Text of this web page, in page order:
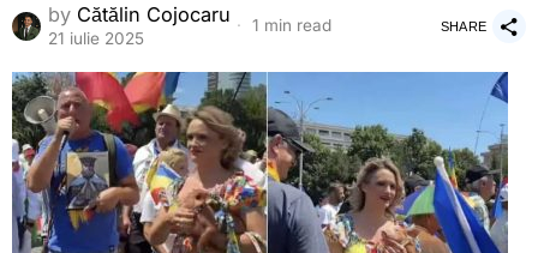
by Cătălin Cojocaru
21 iulie 2025
1 min read SHARE